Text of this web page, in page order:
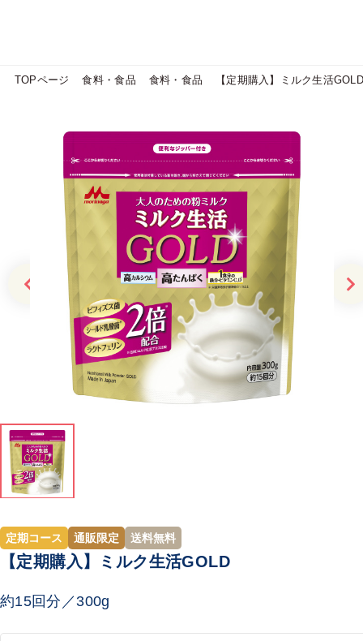
TOPページ 食料・食品 食料・食品 【定期購入】ミルク生活GOLD
定期コース 通販限定 送料無料
【定期購入】ミルク生活GOLD
約15回分／300g